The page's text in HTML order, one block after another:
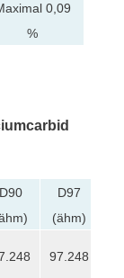
0,09
%
D90
D97
(ähm)
97.248